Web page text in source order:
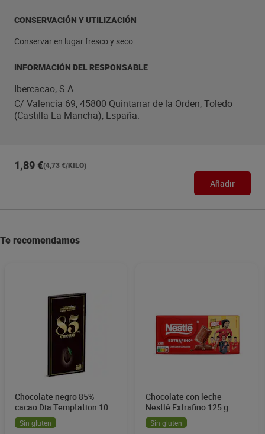
CONSERVACIÓN Y UTILIZACIÓN
Conservar en lugar fresco y seco.
INFORMACIÓN DEL RESPONSABLE
Ibercacao, S.A.
C/ Valencia 69, 45800 Quintanar de la Orden, Toledo
(Castilla La Mancha), España.
1,89 €(4,73 €/KILO)
Añadir
Te recomendamos
Chocolate negro 85%
cacao Dia Temptation 100
gSin gluten
Chocolate con leche
Nestlé Extrafino 125 g
Sin gluten